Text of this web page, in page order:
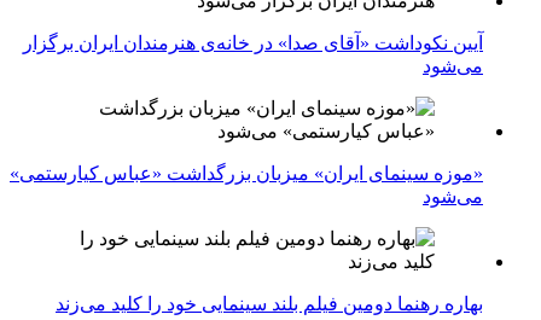
آیین نکوداشت «آقای صدا» در خانه‌ی هنرمندان ایران برگزار
می‌شود
«موزه سینمای ایران» میزبان بزرگداشت «عباس کیارستمی»
می‌شود
بهاره رهنما دومین فیلم بلند سینمایی خود را کلید می‌زند